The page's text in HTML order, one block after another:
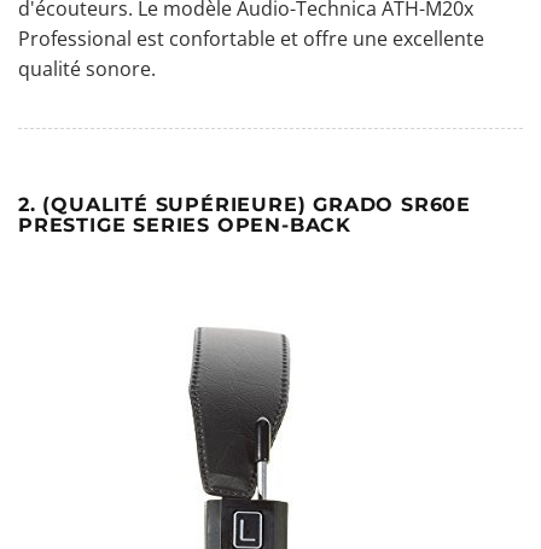
d'écouteurs. Le modèle Audio-Technica ATH-M20x
Professional est confortable et offre une excellente
qualité sonore.
2. (QUALITÉ SUPÉRIEURE) GRADO SR60E
PRESTIGE SERIES OPEN-BACK